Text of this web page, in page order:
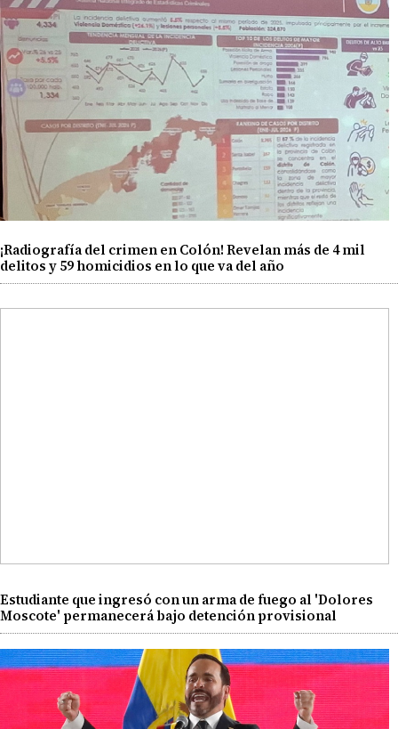
¡Radiografía del crimen en Colón! Revelan más de 4 mil
delitos y 59 homicidios en lo que va del año
Estudiante que ingresó con un arma de fuego al 'Dolores
Moscote' permanecerá bajo detención provisional